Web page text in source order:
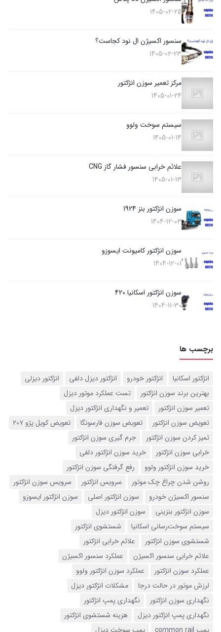
1405-02-25
سنسور اکسیژن ال نود کجاست؟
1405-02-23
مرکز تعمیر سوزن انژکتور
1405-01-24
سیستم سوخت ولوو
1405-01-14
علائم خرابی سنسور فشار گاز CNG
1405-01-13
سوزن انژکتور بنز 1924
1404-12-03
سوزن انژکتور کامیونت ایسوزو
1404-12-01
سوزن انژکتور اسکانیا 420
1404-11-30
برچسب ها
انژکتور اسکانیا انژکتور خودرو انژکتور دیزل دلفی
انژکتور دیزلی
بهترین برند سوزن انژکتور
تست عملکرد موتور دیزل
تعمیر سوزن انژکتور
تعمیر و نگهداری انژکتور دیزل
تعویض سوزن انژکتور
تعویض سوزن فارسونگا
تعویض کویل پژو ۲۰۷
تمیز کردن سوزن انژکتور
جرم گیری سوزن انژکتور
خرابی سوزن انژکتور
خرید سوزن انژکتور دلفی
خرید سوزن انژکتور ولوو
رفع گرفتگی سوزن انژکتور
روشن شدن چراغ چک موتور
سرویس انژکتور
سرویس سوزن انژکتور
سنسور اکسیژن خودرو
سوزن انژکتور اصلی
سوزن انژکتور ایسوزو
سوزن انژکتور بنزینی
سوزن انژکتور دیزل
سیستم سوخت‌رسانی اسکانیا
شستشوی انژکتور
شستشوی سوزن انژکتور
علائم خرابی انژکتور
علائم خرابی سنسور اکسیژن
عملکرد سنسور اکسیژن
عملکرد سوزن انژکتور
عملکرد سوزن انژکتور ولوو
لرزش موتور در حالت درجا
مشکلات انژکتور دیزل
نگهداری سوزن انژکتور
نگهداری پمپ انژکتور
نگهداری پمپ انژکتور دیزل
هزینه شستشوی انژکتور